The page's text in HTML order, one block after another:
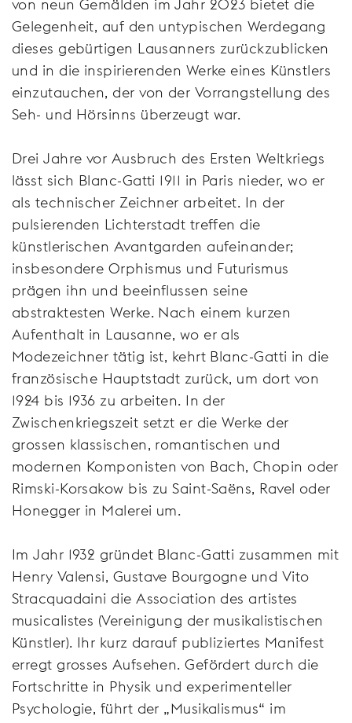
von neun Gemälden im Jahr 2023 bietet die
Gelegenheit, auf den untypischen Werdegang
dieses gebürtigen Lausanners zurückzublicken
und in die inspirierenden Werke eines Künstlers
einzutauchen, der von der Vorrangstellung des
Seh- und Hörsinns überzeugt war.
Drei Jahre vor Ausbruch des Ersten Weltkriegs
lässt sich Blanc-Gatti 1911 in Paris nieder, wo er
als technischer Zeichner arbeitet. In der
pulsierenden Lichterstadt treffen die
künstlerischen Avantgarden aufeinander;
insbesondere Orphismus und Futurismus
prägen ihn und beeinflussen seine
abstraktesten Werke. Nach einem kurzen
Aufenthalt in Lausanne, wo er als
Modezeichner tätig ist, kehrt Blanc-Gatti in die
französische Hauptstadt zurück, um dort von
1924 bis 1936 zu arbeiten. In der
Zwischenkriegszeit setzt er die Werke der
grossen klassischen, romantischen und
modernen Komponisten von Bach, Chopin oder
Rimski-Korsakow bis zu Saint-Saëns, Ravel oder
Honegger in Malerei um.
Im Jahr 1932 gründet Blanc-Gatti zusammen mit
Henry Valensi, Gustave Bourgogne und Vito
Stracquadaini die Association des artistes
musicalistes (Vereinigung der musikalistischen
Künstler). Ihr kurz darauf publiziertes Manifest
erregt grosses Aufsehen. Gefördert durch die
Fortschritte in Physik und experimenteller
Psychologie, führt der „Musikalismus“ im